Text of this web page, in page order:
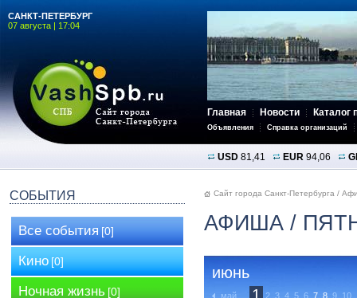
САНКТ-ПЕТЕРБУРГ
07 августа | 17:04
Главная Новости Каталог
Объявления Справка организаций
USD 81,41 EUR 94,06
СОБЫТИЯ
Все события[0]
Кино[0]
Ночная жизнь [0]
Сайт города Санкт-Петербурга /
АФИША /
июнь
май 2 3 4 5 6 7 8 9 10